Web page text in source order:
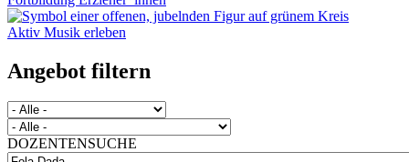
Aktiv Musik erleben
Angebot filtern
DOZENTENSUCHE